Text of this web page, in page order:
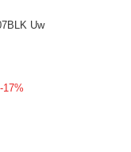
Uw
-17%